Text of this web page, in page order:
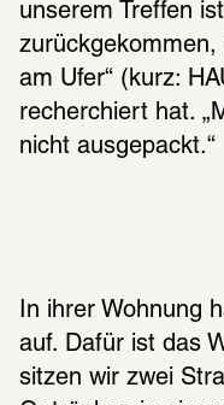
unserem Treffen
zurückgekommen,
am Ufer“ (kurz:
recherchiert hat.
nicht ausgepackt.“
In ihrer Wohnung
auf. Dafür ist das
sitzen wir zwei